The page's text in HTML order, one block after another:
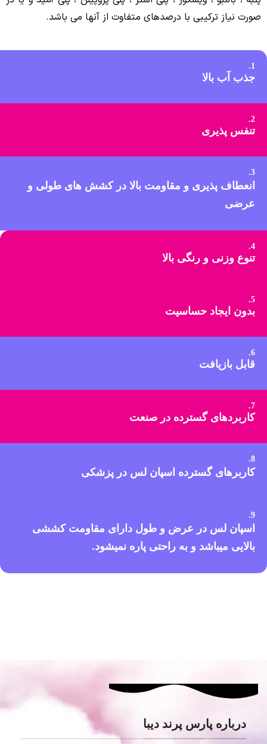
صورت نیاز ترکیبی با درصدهای متفاوت از آنها می باشد.
1.
جذب آب بالا
2.
تنفس پذیری
3.
انعطاف پذیری و مقاومت بالا در کشش های طولی و
عرضی
4.
تنوع وزنی و رنگی بالا
5.
بدون ایجاد حساسیت
6.
قابل بازیافت
7.
کاربردهای گسترده در صنعت
8.
کاربرهای گسترده اسپان لس در پزشکی
9.
اسپان لس در عرض و طول دارای مقاومت کششی
بالایی میباشد و به راحتی پاره نمیشود.
درباره پارس پرند دیبا